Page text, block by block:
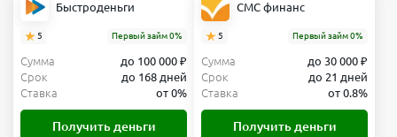
Быстроденьги
5 Первый займ 0%
Сумма
до 100 000 ₽
Срок
до 168 дней
Ставка
от 0%
Получить деньги
СМС финанс
5 Первый займ 0%
Сумма
до 30 000 ₽
Срок
до 21 дней
Ставка
от 0.8%
Получить деньги